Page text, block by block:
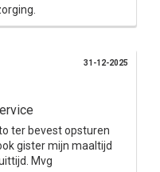
ter bevest opsturen
gister mijn maaltijd
Mvg
31-12-2025